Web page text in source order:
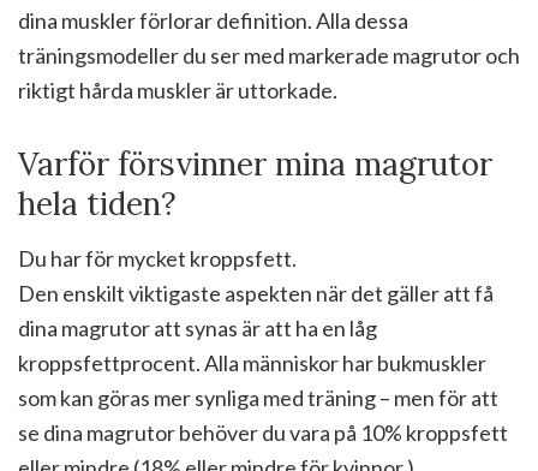
dina muskler förlorar definition. Alla dessa
träningsmodeller du ser med markerade magrutor och
riktigt hårda muskler är uttorkade.
Varför försvinner mina magrutor
hela tiden?
Du har för mycket kroppsfett.
Den enskilt viktigaste aspekten när det gäller att få
dina magrutor att synas är att ha en låg
kroppsfettprocent. Alla människor har bukmuskler
som kan göras mer synliga med träning – men för att
se dina magrutor behöver du vara på 10% kroppsfett